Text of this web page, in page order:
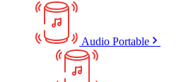
Audio Portable